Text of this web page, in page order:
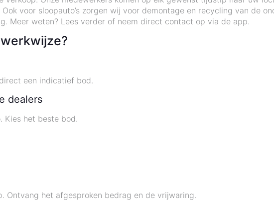
voor sloopauto’s zorgen wij voor demontage en recycling van de
Meer weten? Lees verder of neem direct contact op via de app.
een indicatief bod.
dealers
Kies het beste bod.
Ontvang het afgesproken bedrag en de vrijwaring.